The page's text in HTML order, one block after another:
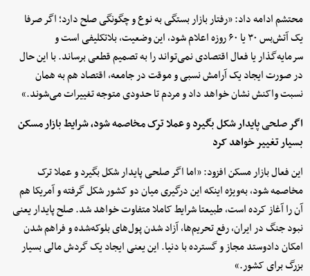
محتشم ادامه داد: «رفتار بازار بستگی به نوع و چگونگی صلح دارد؛ اگر صرفا
یک آتش‌بس ۳۰ یا ۶۰ روزه اعلام شود، این وضعیت، بلاتکلیفی است و
سرمایه‌گذار یا فعال اقتصادی نمی‌تواند را به تصمیم قطعی برساند. با این حال
در صورت ایجاد یک آرامش نسبی و موقت در جامعه، اقتصاد هم به همان
نسبت واکنش نشان خواهد داد و مردم تا حدودی متوجه تغییرات می‌شوند.»
اگر صلحی پایدار شکل بگیرد و عملا ترک مخاصمه شود، شرایط بازار مسکن
بسیار تغییر خواهد کرد
این فعال بازار مسکن افزود: «اما اگر صلحی پایدار شکل بگیرد و عملا ترک
مخاصمه شود، به‌ویژه اینکه این درگیری میان دو کشور شکل گرفته و آمریکا هم
آن را آغاز کرده است، طبیعتا شرایط کاملا متفاوت خواهد شد. صلح پایدار یعنی
نبود جنگ در ایران، رفع تحریم‌ها، آزاد شدن پول‌های بلوکه‌شده و فراهم شدن
امکان دادوستد مجاز و گسترده با دنیا. این یعنی ایجاد یک گردش مالی بسیار
بزرگ برای کشور.»